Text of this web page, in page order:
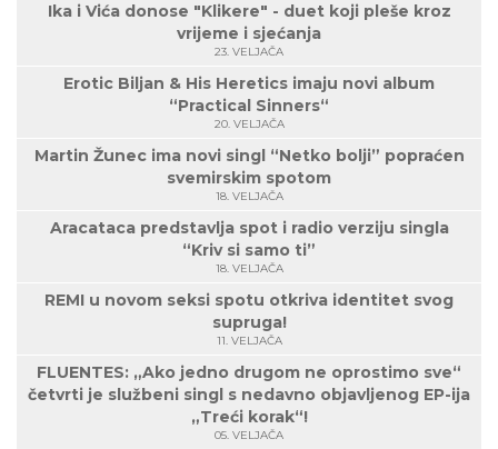
Ika i Vića donose "Klikere" - duet koji pleše kroz
vrijeme i sjećanja
23. VELJAČA
Erotic Biljan & His Heretics imaju novi album
“Practical Sinners“
20. VELJAČA
Martin Žunec ima novi singl “Netko bolji” popraćen
svemirskim spotom
18. VELJAČA
Aracataca predstavlja spot i radio verziju singla
“Kriv si samo ti”
18. VELJAČA
REMI u novom seksi spotu otkriva identitet svog
supruga!
11. VELJAČA
FLUENTES: „Ako jedno drugom ne oprostimo sve“
četvrti je službeni singl s nedavno objavljenog EP-ija
„Treći korak“!
05. VELJAČA